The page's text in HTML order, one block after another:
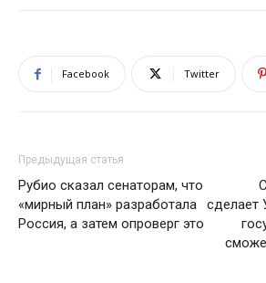
Facebook Twitter
Предыдущая статья
Рубио сказал сенаторам, что
«мирный план» разработала
Россия, а затем опроверг это
сделает